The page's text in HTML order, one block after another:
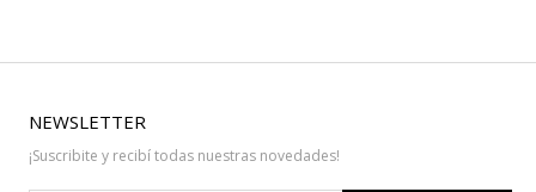
NEWSLETTER
¡Suscribite y recibí todas nuestras novedades!